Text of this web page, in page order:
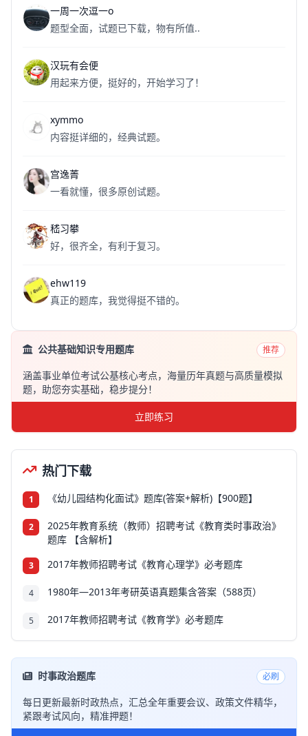
一周一次逗一o
题型全面，试题已下载，物有所值..
汉玩有会便
用起来方便，挺好的，开始学习了！
xymmo
内容挺详细的，经典试题。
宫逸菁
一看就懂，很多原创试题。
嵇习攀
好，很齐全，有利于复习。
ehw119
真正的题库，我觉得挺不错的。
公共基础知识专用题库 推荐
涵盖事业单位考试公基核心考点，海量历年真题与高质量模拟
题，助您夯实基础，稳步提分！
立即练习
热门下载
1 《幼儿园结构化面试》题库(答案+解析)【900题】
2
2025年教育系统（教师）招聘考试《教育类时事政治》
题库 【含解析】
3 2017年教师招聘考试《教育心理学》必考题库
4 1980年—2013年考研英语真题集含答案（588页）
5 2017年教师招聘考试《教育学》必考题库
时事政治题库 必刷
每日更新最新时政热点，汇总全年重要会议、政策文件精华，
紧跟考试风向，精准押题！